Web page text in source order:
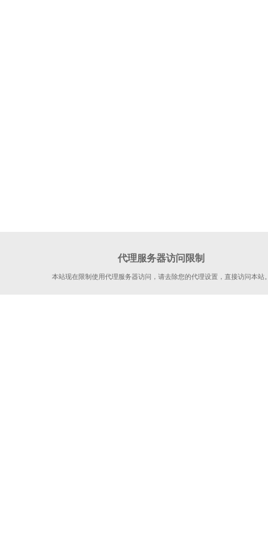
代理服务器访问限制
本站现在限制使用代理服务器访问，请去除您的代理设置，直接访问本站。